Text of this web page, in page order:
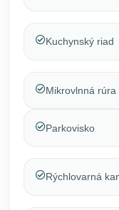
Kuchynský riad
Mikrovlnná rúra
Parkovisko
Rýchlovarná